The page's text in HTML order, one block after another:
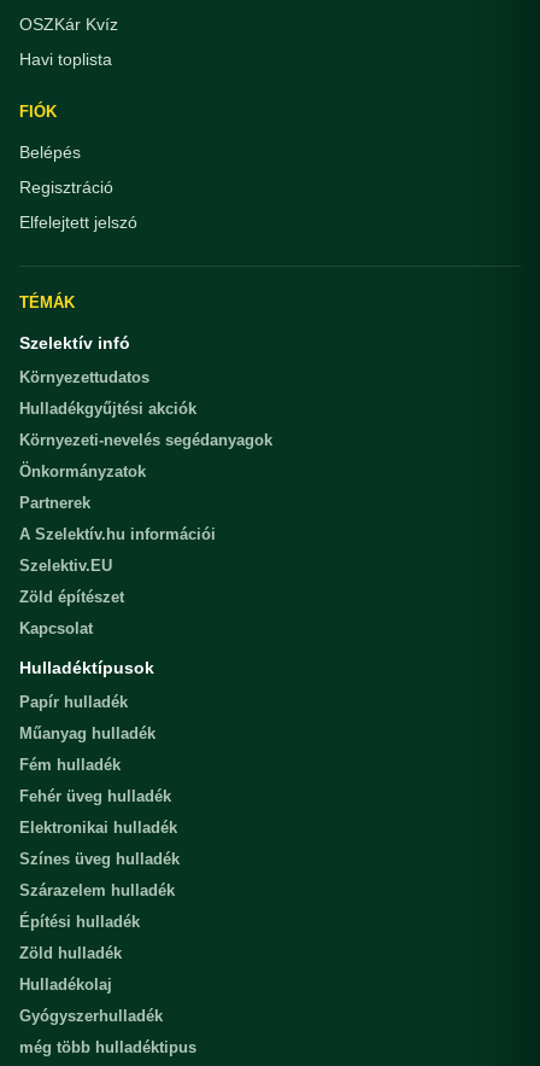
OSZKár Kvíz
Havi toplista
FIÓK
Belépés
Regisztráció
Elfelejtett jelszó
TÉMÁK
Szelektív infó
Környezettudatos
Hulladékgyűjtési akciók
Környezeti-nevelés segédanyagok
Önkormányzatok
Partnerek
A Szelektív.hu információi
Szelektiv.EU
Zöld építészet
Kapcsolat
Hulladéktípusok
Papír hulladék
Műanyag hulladék
Fém hulladék
Fehér üveg hulladék
Elektronikai hulladék
Színes üveg hulladék
Szárazelem hulladék
Építési hulladék
Zöld hulladék
Hulladékolaj
Gyógyszerhulladék
még több hulladéktipus